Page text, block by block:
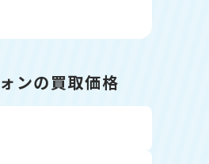
ンの買取価格